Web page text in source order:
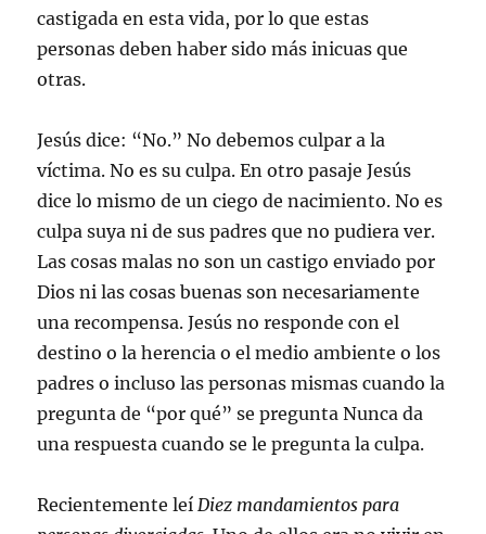
castigada en esta vida, por lo que estas
personas deben haber sido más inicuas que
otras.
Jesús dice: “No.” No debemos culpar a la
víctima. No es su culpa. En otro pasaje Jesús
dice lo mismo de un ciego de nacimiento. No es
culpa suya ni de sus padres que no pudiera ver.
Las cosas malas no son un castigo enviado por
Dios ni las cosas buenas son necesariamente
una recompensa. Jesús no responde con el
destino o la herencia o el medio ambiente o los
padres o incluso las personas mismas cuando la
pregunta de “por qué” se pregunta Nunca da
una respuesta cuando se le pregunta la culpa.
Recientemente leí Diez mandamientos para